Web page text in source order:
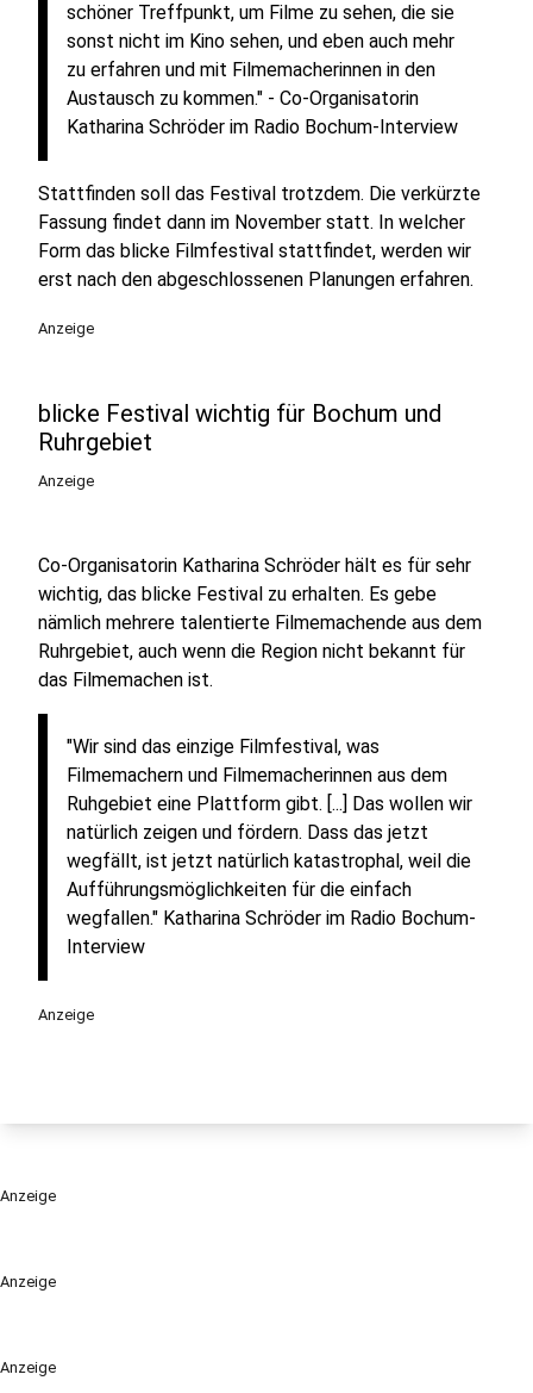
Anzeige
Anzeige
schöner Treffpunkt, um Filme zu sehen, die sie
sonst nicht im Kino sehen, und eben auch mehr
zu erfahren und mit Filmemacherinnen in den
Austausch zu kommen." - Co-Organisatorin
Katharina Schröder im Radio Bochum-Interview
Stattfinden soll das Festival trotzdem. Die verkürzte
Fassung findet dann im November statt. In welcher
Form das blicke Filmfestival stattfindet, werden wir
erst nach den abgeschlossenen Planungen erfahren.
Anzeige
blicke Festival wichtig für Bochum und
Ruhrgebiet
Anzeige
Co-Organisatorin Katharina Schröder hält es für sehr
wichtig, das blicke Festival zu erhalten. Es gebe
nämlich mehrere talentierte Filmemachende aus dem
Ruhrgebiet, auch wenn die Region nicht bekannt für
das Filmemachen ist.
"Wir sind das einzige Filmfestival, was
Filmemachern und Filmemacherinnen aus dem
Ruhgebiet eine Plattform gibt. [...] Das wollen wir
natürlich zeigen und fördern. Dass das jetzt
wegfällt, ist jetzt natürlich katastrophal, weil die
Aufführungsmöglichkeiten für die einfach
wegfallen." Katharina Schröder im Radio Bochum-
Interview
Anzeige
Anzeige